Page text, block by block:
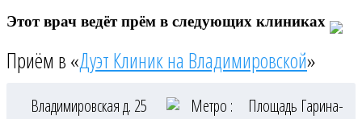
Этот врач ведёт прём в следующих клиниках
Приём в «Дуэт Клиник на Владимировской»
Владимировская д. 25 Метро :
Площадь Гарина-